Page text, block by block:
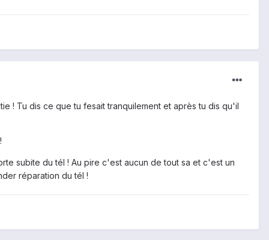
! Tu dis ce que tu fesait tranquilement et après tu dis qu'il
subite du tél ! Au pire c'est aucun de tout sa et c'est un
réparation du tél !